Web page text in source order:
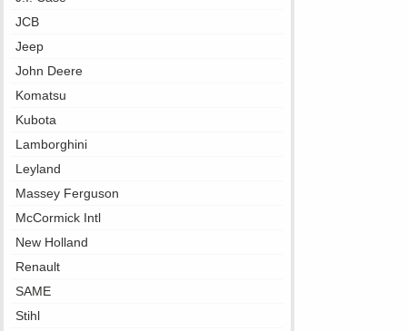
JCB
Jeep
John Deere
Komatsu
Kubota
Lamborghini
Leyland
Massey Ferguson
McCormick Intl
New Holland
Renault
SAME
Stihl